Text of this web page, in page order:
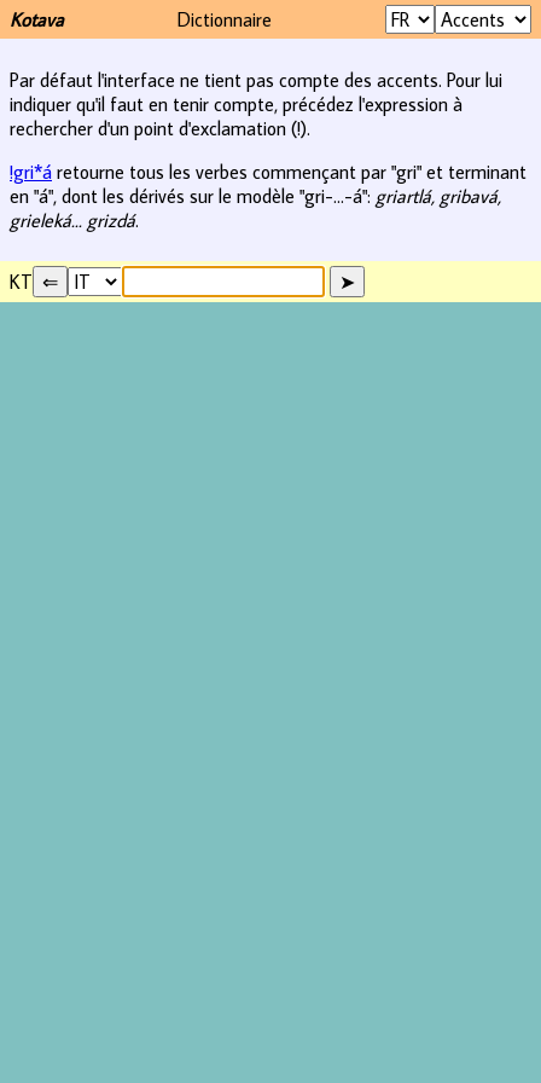
Kotava Dictionnaire
Par défaut l'interface ne tient pas compte des accents. Pour lui
indiquer qu'il faut en tenir compte, précédez l'expression à
rechercher d'un point d'exclamation (!).
!gri*á retourne tous les verbes commençant par "gri" et terminant
en "á", dont les dérivés sur le modèle "gri-...-á": griartlá, gribavá,
grieleká... grizdá.
KT